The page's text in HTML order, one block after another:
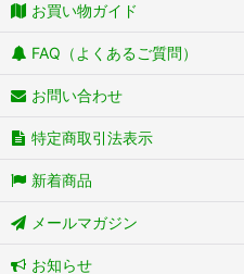
お買い物ガイド
FAQ（よくあるご質問）
お問い合わせ
特定商取引法表示
新着商品
メールマガジン
お知らせ